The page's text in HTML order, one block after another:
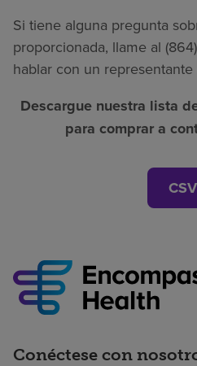
Si tiene alguna pregunta
proporcionada, llame al
hablar con un
Descargue nuestra lista
para comprar a
CSV
Conéctese con